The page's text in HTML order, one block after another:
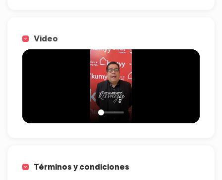
Video
Términos y condiciones